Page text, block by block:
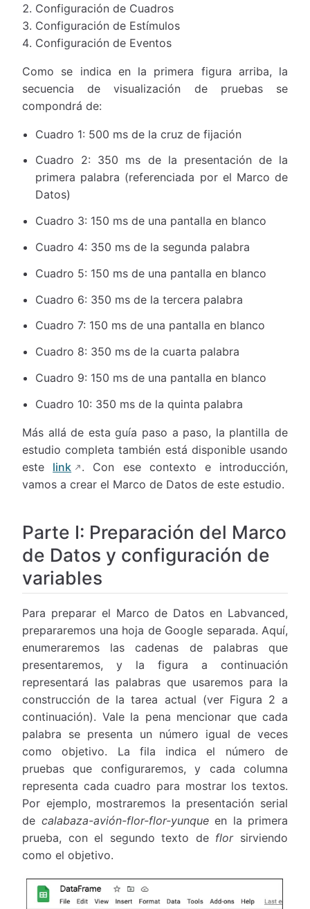
Configuración de Cuadros
Configuración de Estímulos
Configuración de Eventos
Como se indica en la primera figura arriba, la
secuencia de visualización de pruebas se
compondrá de:
Cuadro 1: 500 ms de la cruz de fijación
Cuadro 2: 350 ms de la presentación de la
primera palabra (referenciada por el Marco de
Datos)
Cuadro 3: 150 ms de una pantalla en blanco
Cuadro 4: 350 ms de la segunda palabra
Cuadro 5: 150 ms de una pantalla en blanco
Cuadro 6: 350 ms de la tercera palabra
Cuadro 7: 150 ms de una pantalla en blanco
Cuadro 8: 350 ms de la cuarta palabra
Cuadro 9: 150 ms de una pantalla en blanco
Cuadro 10: 350 ms de la quinta palabra
Más allá de esta guía paso a paso, la plantilla de
estudio completa también está disponible usando
este link
. Con ese contexto e introducción,
vamos a crear el Marco de Datos de este estudio.
Parte I: Preparación del Marco
de Datos y configuración de
variables
Para preparar el Marco de Datos en Labvanced,
prepararemos una hoja de Google separada. Aquí,
enumeraremos las cadenas de palabras que
presentaremos, y la figura a continuación
representará las palabras que usaremos para la
construcción de la tarea actual (ver Figura 2 a
continuación). Vale la pena mencionar que cada
palabra se presenta un número igual de veces
como objetivo. La fila indica el número de
pruebas que configuraremos, y cada columna
representa cada cuadro para mostrar los textos.
Por ejemplo, mostraremos la presentación serial
de calabaza-avión-flor-flor-yunqueen la primera
prueba, con el segundo texto de florsirviendo
como el objetivo.